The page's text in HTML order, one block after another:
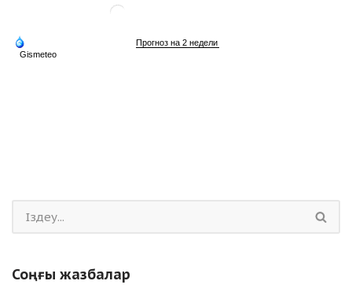
Соңғы жазбалар